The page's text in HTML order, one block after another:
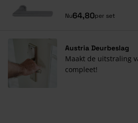
Nu64,80per set
Austria Deurbeslag
Maakt de uitstraling
compleet!